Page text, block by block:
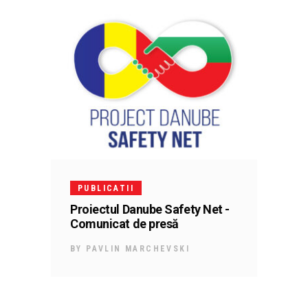
PUBLICATII
Proiectul Danube Safety Net -
Comunicat de presă
BY PAVLIN MARCHEVSKI